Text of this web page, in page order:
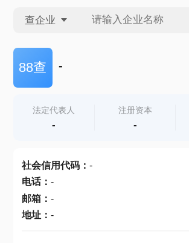
查企业
查企业
查产地
88查 -
法定代表人
-
注册资本
-
社会信用代码： -
电话： -
邮箱： -
地址： -